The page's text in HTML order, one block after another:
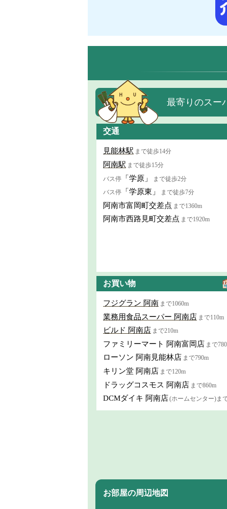
最寄りのスー
交通
見能林駅 まで徒歩14分
阿南駅 まで徒歩15分
バス停 「学原」
まで徒歩2分
バス停 「学原東」 まで徒歩7分
阿南市富岡町交差点 まで1360m
阿南市西路見町交差点 まで1920m
お買い物
フジグラン 阿南 まで1060m
業務用食品スーパー 阿南店 まで110m
ビルド 阿南店 まで210m
ファミリーマート 阿南富岡店 まで
ローソン 阿南見能林店 まで790m
キリン堂 阿南店 まで120m
ドラッグコスモス 阿南店 まで860m
DCMダイキ 阿南店(ホームセンター)ま
お部屋の周辺地図